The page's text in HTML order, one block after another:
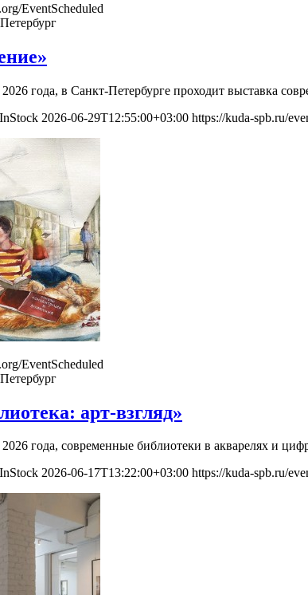
EventScheduled
года, в Санкт-Петербурге проходит выставка
2026-06-29T12:55:00+03:00 https://kuda-spb.ru/
EventScheduled
арт-взгляд»
года, современные библиотеки в акварелях и
2026-06-17T13:22:00+03:00 https://kuda-spb.ru/